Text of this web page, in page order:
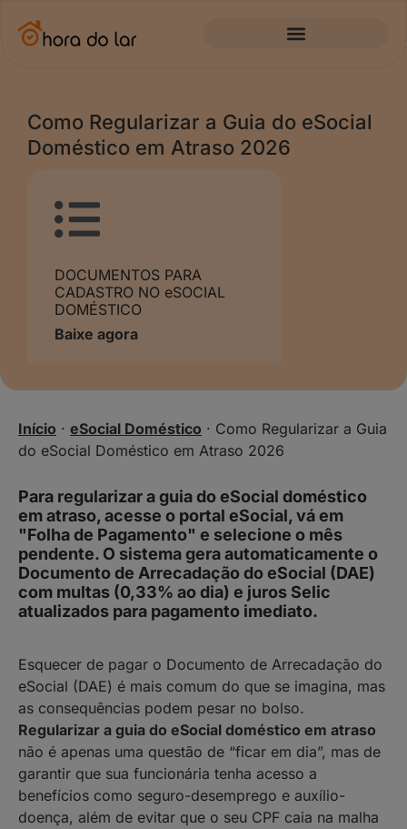
Como Regularizar a Guia do eSocial
Doméstico em Atraso 2026
DOCUMENTOS PARA
CADASTRO NO eSOCIAL
DOMÉSTICO
Baixe agora
Início · eSocial Doméstico · Como Regularizar a Guia
do eSocial Doméstico em Atraso 2026
Para regularizar a guia do eSocial doméstico
em atraso, acesse o portal eSocial, vá em
"Folha de Pagamento" e selecione o mês
pendente. O sistema gera automaticamente o
Documento de Arrecadação do eSocial (DAE)
com multas (0,33% ao dia) e juros Selic
atualizados para pagamento imediato.
Esquecer de pagar o Documento de Arrecadação do
eSocial (DAE) é mais comum do que se imagina, mas
as consequências podem pesar no bolso.
Regularizar a guia do eSocial doméstico em atraso
não é apenas uma questão de “ficar em dia”, mas de
garantir que sua funcionária tenha acesso a
benefícios como seguro-desemprego e auxílio-
doença, além de evitar que o seu CPF caia na malha